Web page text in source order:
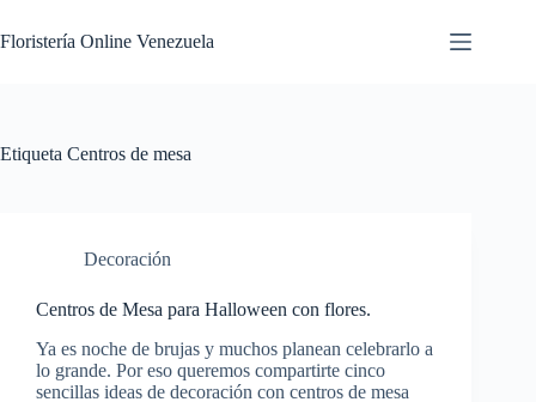
Floristería Online Venezuela
Etiqueta Centros de mesa
Decoración
Centros de Mesa para Halloween con flores.
Ya es noche de brujas y muchos planean celebrarlo a
lo grande. Por eso queremos compartirte cinco
sencillas ideas de decoración con centros de mesa